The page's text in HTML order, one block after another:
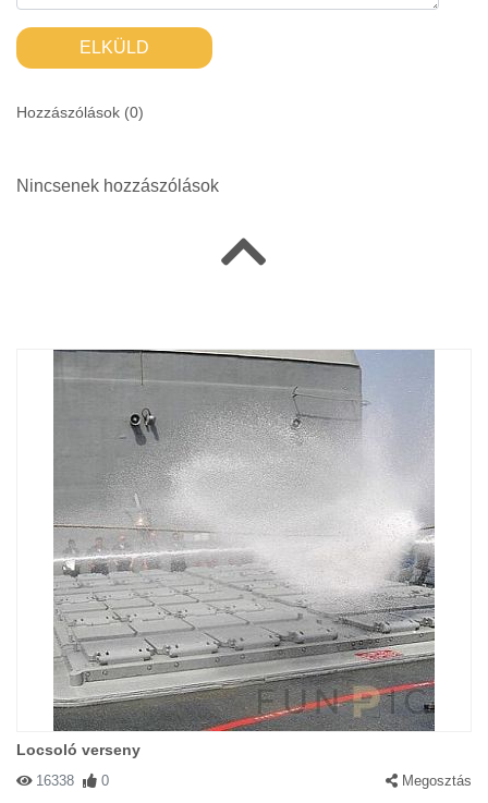
ELKÜLD
Hozzászólások (0)
Nincsenek hozzászólások
Locsoló verseny
16338 0 Megosztás